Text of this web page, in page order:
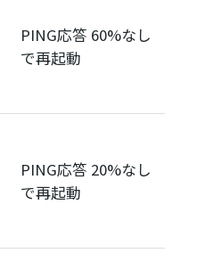
PING応答 60%なし
で再起動
PING応答 20%なし
で再起動